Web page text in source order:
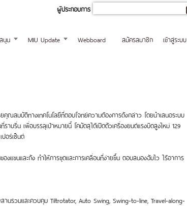
ผู้ประกอบการ
นุน MIU Update Webboard เข้าสู่ระบบ
สมัครสมาชิก
คุณสมบัติทางเทคโนโลยีที่ตอบโจทย์ความต้องการดังกล่าว โดยนำเสนอระบบ
บรื่น เพื่อบรรลุเป้าหมายนี้ โคมัตสุได้เปิดตัวเครื่องยนต์แรงบิดสูงใหม่ 129
อร์เซ็นต์
งแขนและถัง ทำให้การขุดและการเคลื่อนที่ง่ายขึ้น ตอบสนองฉับไว ไร้อาการ
รวมและควบคุม Tiltrotator, Auto Swing, Swing-to-line, Travel-along-